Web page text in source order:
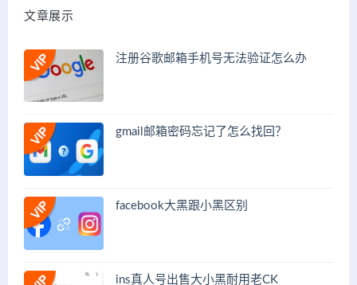
文章展示
注册谷歌邮箱手机号无法验证怎么办
gmail邮箱密码忘记了怎么找回？
facebook大黑跟小黑区别
ins真人号出售大小黑耐用老CK